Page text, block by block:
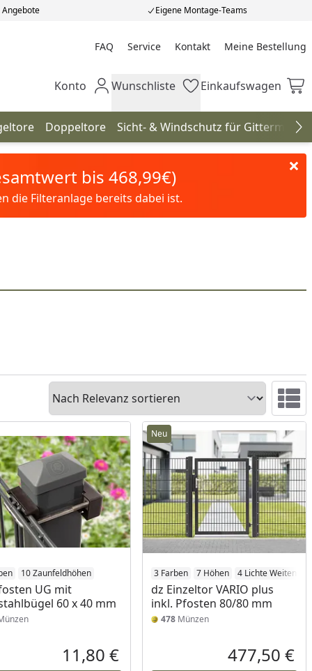
Eigene Montage-Teams
FAQ Service Kontakt Meine Bestellung
Meine Bestellung
Mein Konto
Konto Wunschliste
Wunschliste Einkaufswagen
Einkaufswagen
Doppeltore Sicht- & Windschutz für Gittermatten
bis 468,99€)
die Filteranlage bereits dabei ist.
Sortieren
10 Zaunfeldhöhen
UG mit
60 x 40 mm
Aktueller Preis
11,80 €
Neu
3 Farben 7 Höhen 4 Lichte Weiten
dz Einzeltor VARIO plus
inkl. Pfosten 80/80 mm
478 Münzen
477,50 €